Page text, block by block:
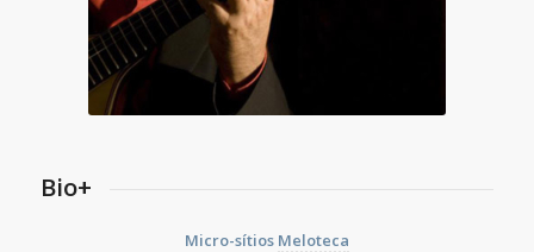
Bio+
Micro-sítios Meloteca